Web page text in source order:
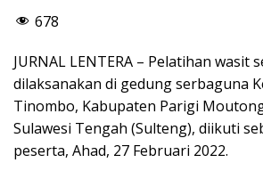
678
JURNAL LENTERA – Pelatihan wasit
dilaksanakan di gedung serbaguna
Tinombo, Kabupaten Parigi
Sulawesi Tengah (Sulteng), diikuti
peserta, Ahad, 27 Februari 2022.